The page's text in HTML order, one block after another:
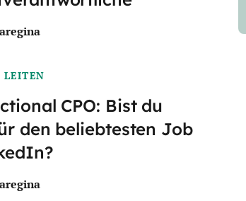
CPO: Bist du
den beliebtesten Job